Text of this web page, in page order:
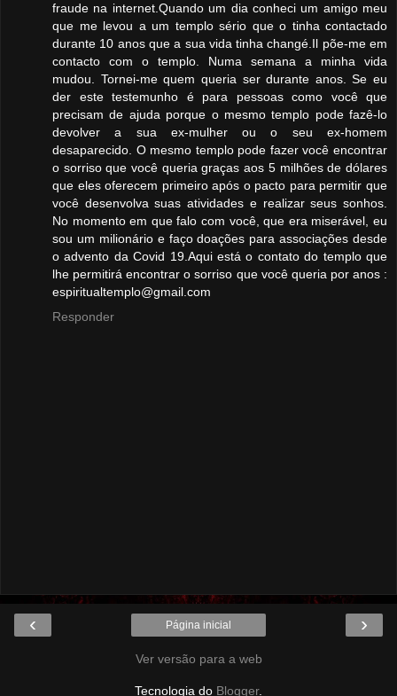
fraude na internet.Quando um dia conheci um amigo meu
que me levou a um templo sério que o tinha contactado
durante 10 anos que a sua vida tinha changé.Il põe-me em
contacto com o templo. Numa semana a minha vida
mudou. Tornei-me quem queria ser durante anos. Se eu
der este testemunho é para pessoas como você que
precisam de ajuda porque o mesmo templo pode fazê-lo
devolver a sua ex-mulher ou o seu ex-homem
desaparecido. O mesmo templo pode fazer você encontrar
o sorriso que você queria graças aos 5 milhões de dólares
que eles oferecem primeiro após o pacto para permitir que
você desenvolva suas atividades e realizar seus sonhos.
No momento em que falo com você, que era miserável, eu
sou um milionário e faço doações para associações desde
o advento da Covid 19.Aqui está o contato do templo que
lhe permitirá encontrar o sorriso que você queria por anos :
espiritualtemplo@gmail.com
Responder
‹ ›
Página inicial
Ver versão para a web
Tecnologia do Blogger.